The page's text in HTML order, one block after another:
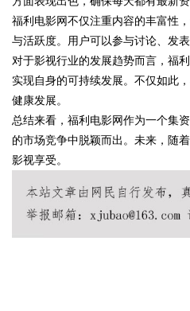
!
福利电影网不仅注重内容的丰富性
与活跃度。用户可以参与讨论、发
对于影视行业的发展趋势而言，福
实现自身的可持续发展。不仅如此
健康发展。
总结来看，福利电影网作为一个集
的市场竞争中脱颖而出。未来，随
影视享受。